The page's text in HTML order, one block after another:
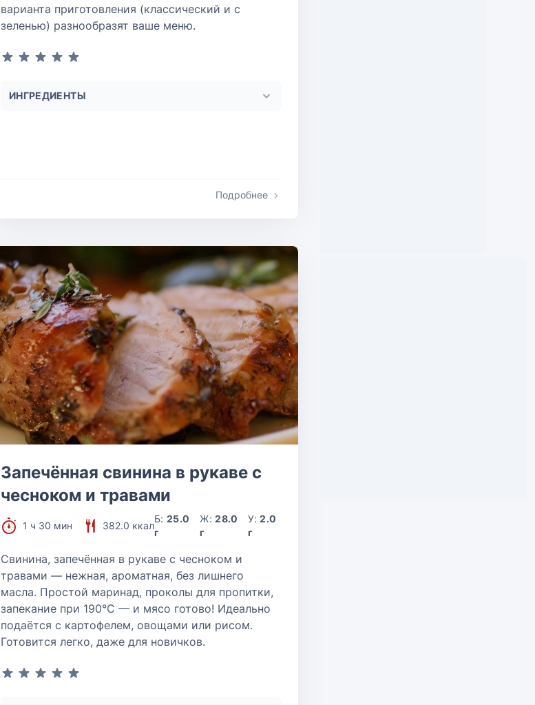
варианта приготовления (классический и с
зеленью) разнообразят ваше меню.
ИНГРЕДИЕНТЫ
Подробнее
Запечённая свинина в рукаве с
чесноком и травами
1 ч 30 мин 382.0 ккал
Б:25.0
г
Ж:28.0
г
У:2.0
г
Свинина, запечённая в рукаве с чесноком и
травами — нежная, ароматная, без лишнего
масла. Простой маринад, проколы для пропитки,
запекание при 190°C — и мясо готово! Идеально
подаётся с картофелем, овощами или рисом.
Готовится легко, даже для новичков.